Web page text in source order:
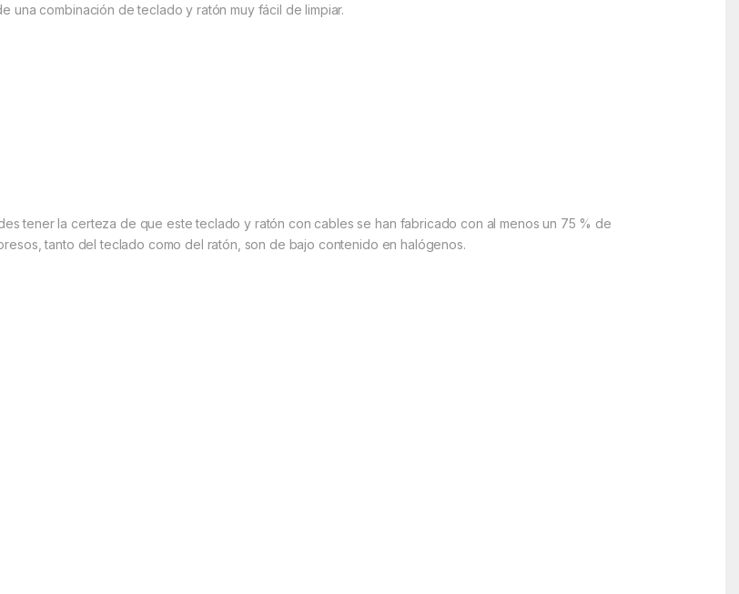
una combinación de teclado y ratón muy fácil de limpiar.
tener la certeza de que este teclado y ratón con cables se han fabricado con al menos un 75 % de
tanto del teclado como del ratón, son de bajo contenido en halógenos.